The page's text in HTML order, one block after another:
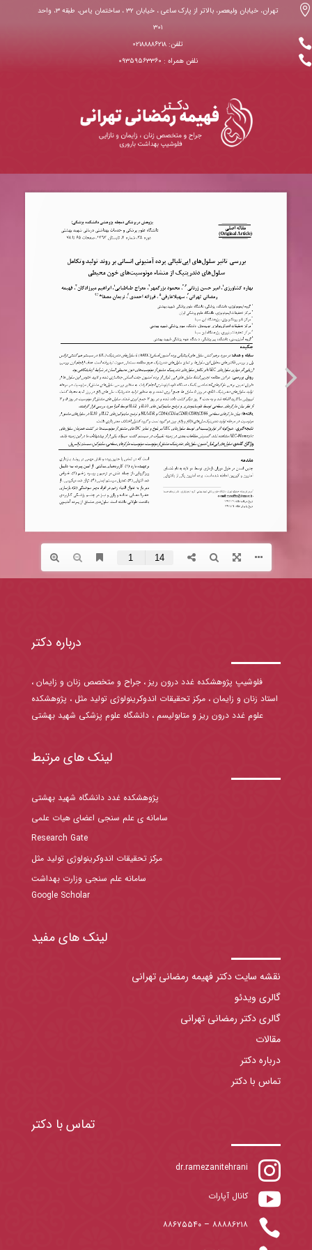

تهران، خیابان ولیعصر، بالاتر از پارک ساعی ، خیابان ۳۲ ، ساختمان یاس، طبقه ۳، واحد
۳۰۱
 تلفن: ۰۲۱۸۸۸۸۶۲۱۸
 نلفن همراه : ۰۹۳۵۹۵۶۳۳۶۰
درباره دکتر
فلوشیپ پژوهشکده غدد درون ریز ، جراح و متخصص زنان و زایمان ،
استاد زنان و زایمان ، مرکز تحقیقات اندوکرینولوژی تولید مثل ، پژوهشکده
علوم غدد درون ریز و متابولیسم ، دانشگاه علوم پزشکی شهید بهشتی
لینک های مرتبط
پژوهشکده غدد دانشگاه شهید بهشتی
سامانه ی علم سنجی اعضای هیات علمی
Research Gate
مرکز تحقیقات اندوکرینولوژی تولید مثل
سامانه علم سنجی وزارت بهداشت
Google Scholar
لینک های مفید
نقشه سایت دکتر فهیمه رمضانی تهرانی
گالری ویدئو
گالری دکتر رمضانی تهرانی
مقالات
درباره دکتر
تماس با دکتر
تماس با دکتر

dr.ramezanitehrani
 کانال آپارات
 ۸۸۸۸۶۲۱۸– ۸۸۶۷۵۵۴۰